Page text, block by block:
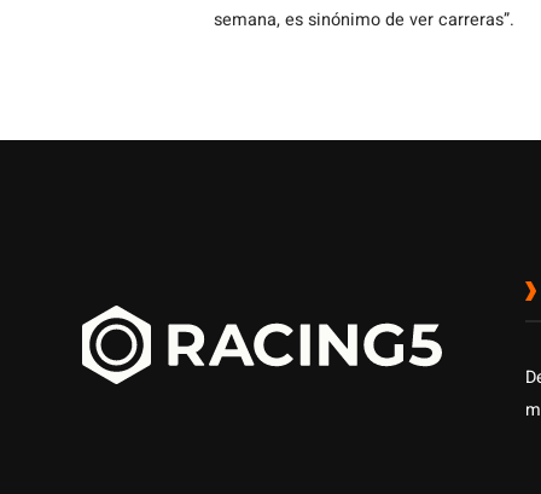
semana, es sinónimo de ver carreras”.